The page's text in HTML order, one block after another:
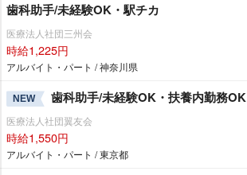
歯科助手/未経験OK・駅チカ
医療法人社団三州会
時給1,225円
アルバイト・パート / 神奈川県
NEW 歯科助手/未経験OK・扶養内勤務OK
医療法人社団翼友会
時給1,550円
アルバイト・パート / 東京都